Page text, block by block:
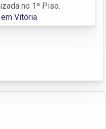
no 1º Piso.
Vitória